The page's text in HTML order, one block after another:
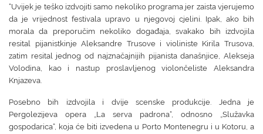
“Uvijek je teško izdvojiti samo nekoliko programa jer zaista vjerujemo
da je vrijednost festivala upravo u njegovoj cjelini. Ipak, ako bih
morala da preporučim nekoliko događaja, svakako bih izdvojila
resital pijanistkinje Aleksandre Trusove i violiniste Kirila Trusova,
zatim resital jednog od najznačajnijih pijanista današnjice, Alekseja
Volodina, kao i nastup proslavljenog violončeliste Aleksandra
Knjazeva.
Posebno bih izdvojila i dvije scenske produkcije. Jedna je
Pergolezijeva opera „La serva padrona“, odnosno „Služavka
gospodarica“, koja će biti izvedena u Porto Montenegru i u Kotoru, a